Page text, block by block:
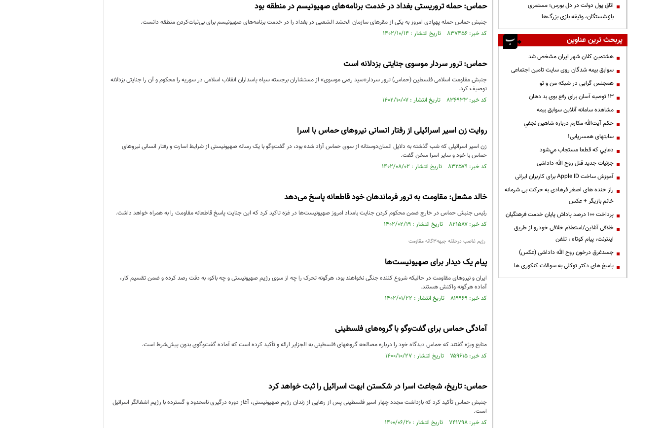
حماس: حمله تروریستی بغداد در خدمت برنامه‌‌های صهیونیسم در منطقه بود
جنبش حماس حمله پهپادی امروز به یکی از مقرهای سازمان الحشد الشعبی در بغداد را در خدمت برنامه‌‌های صهیونیسم برای بی‌ثبات‌کردن منطقه دانست.
کد خبر: ۸۳۷۴۵۶ تاریخ انتشار : ۱۴۰۲/۱۰/۱۴
حماس: ترور سردار موسوی جنایتی بزدلانه است
جنبش مقاومت اسلامی فلسطین (حماس) ترور سردار«سید رضی موسوی» از مستشاران برجسته سپاه پاسداران انقلاب اسلامی در سوریه را محکوم و آن را جنایتی بزدلانه
توصیف کرد.
کد خبر: ۸۳۶۹۳۳ تاریخ انتشار : ۱۴۰۲/۱۰/۰۷
روایت زن اسیر اسرائیلی از رفتار انسانی نیروهای حماس با اسرا
زن اسیر اسرائیلی که شب گذشته به دلایل انسان‌دوستانه از سوی حماس آزاد شده بود، در گفت‌وگو با یک رسانه صهیونیستی از شرایط اسارت و رفتار انسانی نیروهای
حماس با خود و سایر اسرا سخن گفت.
کد خبر: ۸۳۲۵۷۹ تاریخ انتشار : ۱۴۰۲/۰۸/۰۲
خالد مشعل: مقاومت به ترور فرماندهان خود قاطعانه پاسخ می‌دهد
رئیس جنبش حماس در خارج ضمن محکوم کردن جنایت بامداد امروز صهیونیست‌ها در غزه تاکید کرد که این جنایت پاسخ قاطعانه مقاومت را به همراه خواهد داشت.
کد خبر: ۸۲۱۵۸۷ تاریخ انتشار : ۱۴۰۲/۰۲/۱۹
رژیم غاصب درحلقه جبهه۳گانه مقاومت
پیام یک دیدار برای صهیونیست‌ها
ایران و نیروهای مقاومت در حالیکه شروع کننده جنگی نخواهند بود، هرگونه تحرک را چه از سوی رژیم صهیونیستی و چه باکو، به دقت رصد کرده و ضمن تقسیم کار،
آماده هرگونه واکنش هستند.
کد خبر: ۸۱۹۹۶۹ تاریخ انتشار : ۱۴۰۲/۰۱/۲۲
آمادگی حماس برای گفت‌وگو با گروه‌های فلسطینی
منابع ویژه گفتند که حماس دیدگاه خود را درباره مصالحه گروههای فلسطینی به الجزایر ارائه و تأکید کرده است که آماده گفت‌وگوی بدون پیش‌شرط است.
کد خبر: ۷۵۹۶۱۵ تاریخ انتشار : ۱۴۰۰/۱۰/۲۷
حماس: تاریخ، شجاعت اسرا در شکستن ابهت اسرائیل را ثبت خواهد کرد
جنبش حماس تأکید کرد که بازداشت مجدد چهار اسیر فلسطینی پس از رهایی از زندان رژیم صهیونیستی، آغاز دوره درگیری نامحدود و گسترده با رژیم اشغالگر اسرائیل
است.
کد خبر: ۷۴۱۷۹۸ تاریخ انتشار : ۱۴۰۰/۰۶/۲۰
اتاق پول دولت در دل بورس؛ مستمری
بازنشستگان، وثیقه بازی بزرگ‌ها
پربحث ترین عناوین
هشتمین کلان شهر ایران مشخص شد
سوابق بیمه شدگان روی سایت تامین اجتماعی
همجنس گرایی در شبکه من و تو
13 توصیه آسان برای رفع بوی بد دهان
مشاهده سامانه آنلاين سوابق بیمه
حكم آيت‌الله مكارم درباره شاهين نجفي
سایتهای همسریابی!
دعايي كه قطعا مستجاب مي‌شود
جزئیات جدید قتل روح الله داداشی
آموزش ساخت Apple ID برای کاربران ایرانی
راز خنده های اصغر فرهادی به حرکت بی شرمانه
خانم بازیگر + عکس
پرداخت ۱۰۰ درصد پاداش پایان خدمت فرهنگیان
خلافی آنلاین/استعلام خلافی خودرو از طریق
اینترنت، پیام کوتاه ، تلفن
جسدغرق درخون روح الله داداشی (عکس)
پاسخ های دکتر توکلی به سوالات کنکوری ها